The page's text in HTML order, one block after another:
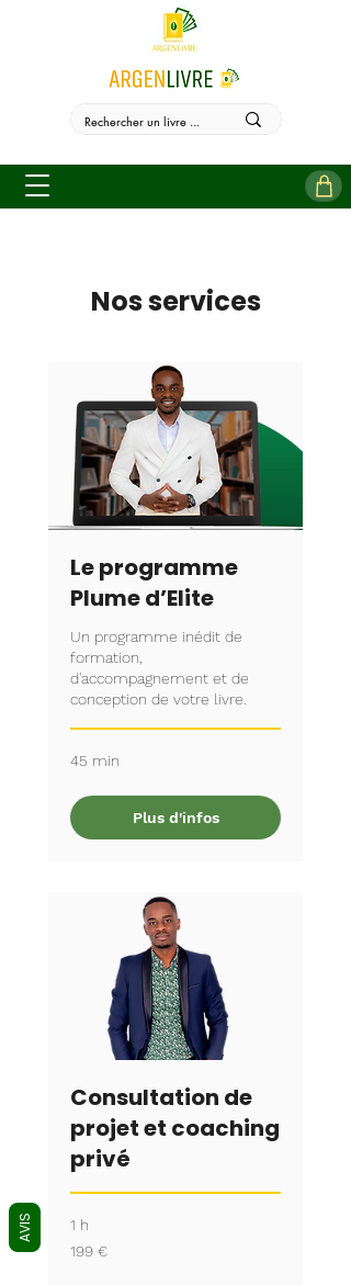
Nos services
Le programme
Plume d’Elite
Un programme inédit de
formation,
d'accompagnement et de
conception de votre livre.
45 min
Plus d'infos
Consultation de
projet et coaching
privé
1 h
199
euros
199 €
AVIS